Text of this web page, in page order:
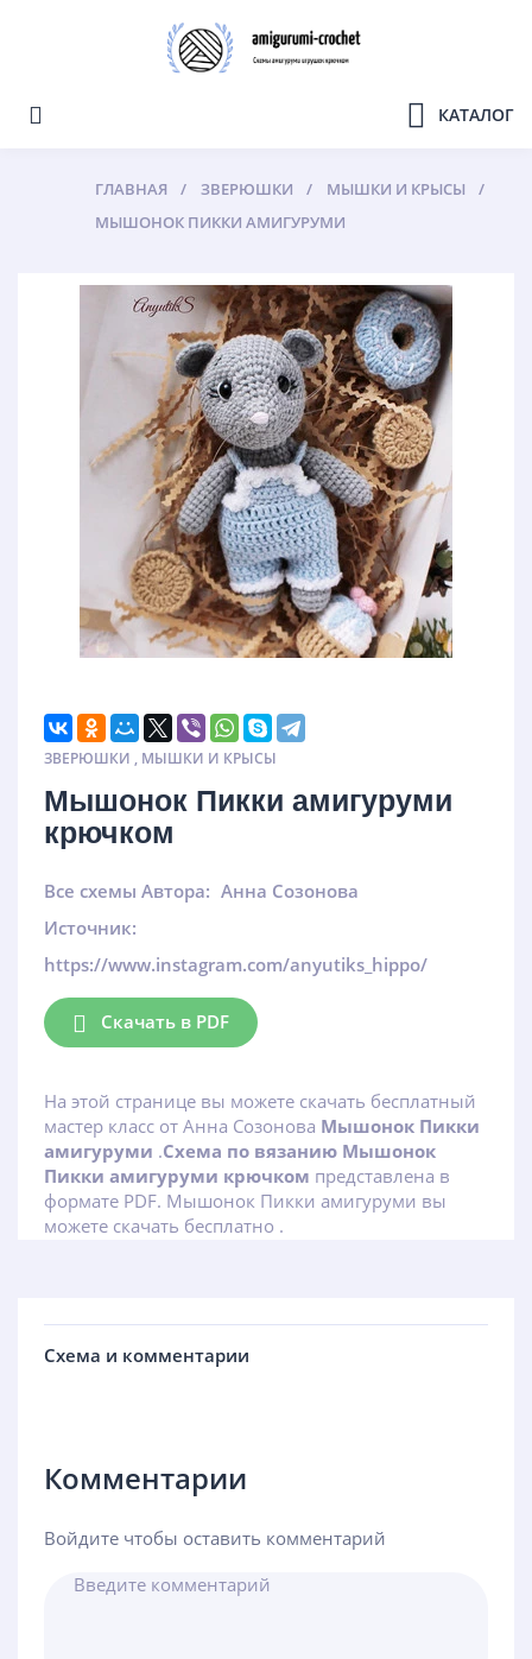
КАТАЛОГ
ГЛАВНАЯ ЗВЕРЮШКИ
МЫШКИ И КРЫСЫ
МЫШОНОК ПИККИ АМИГУРУМИ
ЗВЕРЮШКИ , МЫШКИ И КРЫСЫ
Мышонок Пикки амигуруми
крючком
Все схемы Автора: Анна Созонова
Источник:
https://www.instagram.com/anyutiks_hippo/
Скачать в PDF
На этой странице вы можете скачать бесплатный
мастер класс от Анна Созонова Мышонок Пикки
амигуруми .Схема по вязанию Мышонок
Пикки амигуруми крючком представлена в
формате PDF. Мышонок Пикки амигуруми вы
можете скачать бесплатно .
Схема и комментарии
Комментарии
Войдите чтобы оставить комментарий